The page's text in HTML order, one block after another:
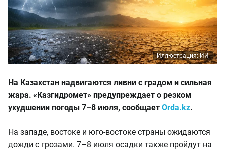
Иллюстрация: ИИ
На Казахстан надвигаются ливни с градом и сильная
жара. «Казгидромет» предупреждает о резком
ухудшении погоды 7–8 июля, сообщает Orda.kz.
На западе, востоке и юго-востоке страны ожидаются
дожди с грозами. 7–8 июля осадки также пройдут на